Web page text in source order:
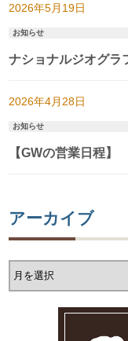
2026年5月19日
お知らせ
ナショナルジオグラ
2026年4月28日
お知らせ
【GWの営業日程】
アーカイブ
ア
ー